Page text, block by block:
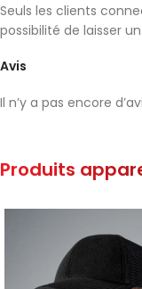
Avis
Il n’y a pas encore
Seuls les clients
possibilité de laisser
Produits